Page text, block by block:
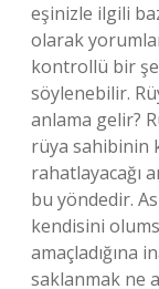
eşinizle ilgili
olarak
kontrollü bir
söylenebilir.
anlama gelir?
rüya sahibinin
rahatlayacağı
bu yöndedir.
kendisini
amaçladığına
saklanmak ne